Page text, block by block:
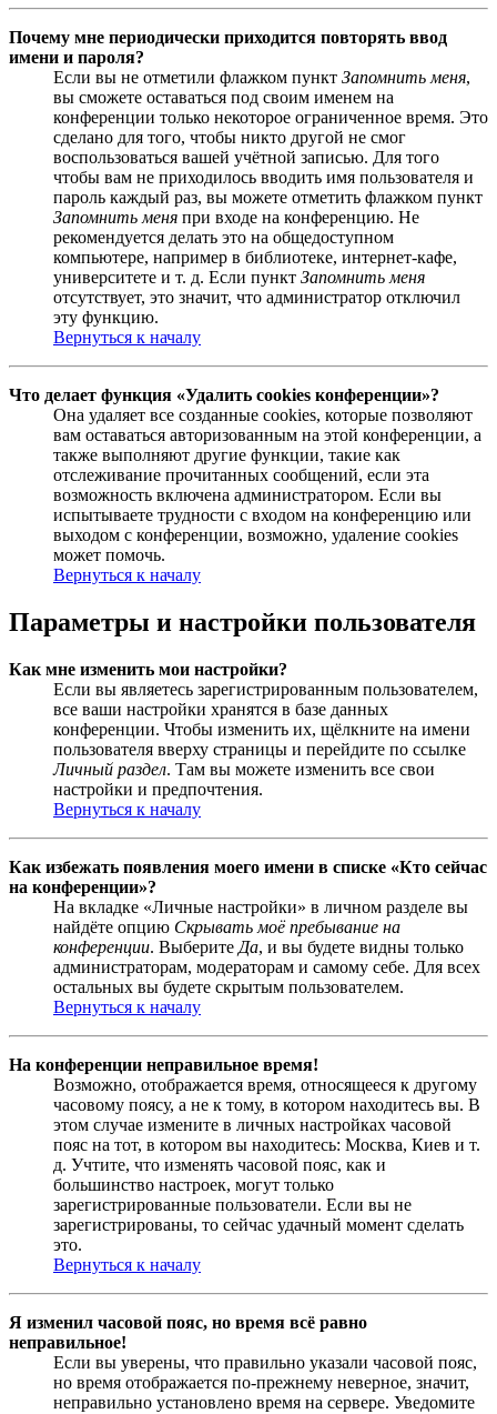
Почему мне периодически приходится повторять ввод
имени и пароля?
Если вы не отметили флажком пункт Запомнить меня,
вы сможете оставаться под своим именем на
конференции только некоторое ограниченное время. Это
сделано для того, чтобы никто другой не смог
воспользоваться вашей учётной записью. Для того
чтобы вам не приходилось вводить имя пользователя и
пароль каждый раз, вы можете отметить флажком пункт
Запомнить меня при входе на конференцию. Не
рекомендуется делать это на общедоступном
компьютере, например в библиотеке, интернет-кафе,
университете и т. д. Если пункт Запомнить меня
отсутствует, это значит, что администратор отключил
эту функцию.
Вернуться к началу
Что делает функция «Удалить cookies конференции»?
Она удаляет все созданные cookies, которые позволяют
вам оставаться авторизованным на этой конференции, а
также выполняют другие функции, такие как
отслеживание прочитанных сообщений, если эта
возможность включена администратором. Если вы
испытываете трудности с входом на конференцию или
выходом с конференции, возможно, удаление cookies
может помочь.
Вернуться к началу
Параметры и настройки пользователя
Как мне изменить мои настройки?
Если вы являетесь зарегистрированным пользователем,
все ваши настройки хранятся в базе данных
конференции. Чтобы изменить их, щёлкните на имени
пользователя вверху страницы и перейдите по ссылке
Личный раздел. Там вы можете изменить все свои
настройки и предпочтения.
Вернуться к началу
Как избежать появления моего имени в списке «Кто сейчас
на конференции»?
На вкладке «Личные настройки» в личном разделе вы
найдёте опцию Скрывать моё пребывание на
конференции. Выберите Да, и вы будете видны только
администраторам, модераторам и самому себе. Для всех
остальных вы будете скрытым пользователем.
Вернуться к началу
На конференции неправильное время!
Возможно, отображается время, относящееся к другому
часовому поясу, а не к тому, в котором находитесь вы. В
этом случае измените в личных настройках часовой
пояс на тот, в котором вы находитесь: Москва, Киев и т.
д. Учтите, что изменять часовой пояс, как и
большинство настроек, могут только
зарегистрированные пользователи. Если вы не
зарегистрированы, то сейчас удачный момент сделать
это.
Вернуться к началу
Я изменил часовой пояс, но время всё равно
неправильное!
Если вы уверены, что правильно указали часовой пояс,
но время отображается по-прежнему неверное, значит,
неправильно установлено время на сервере. Уведомите